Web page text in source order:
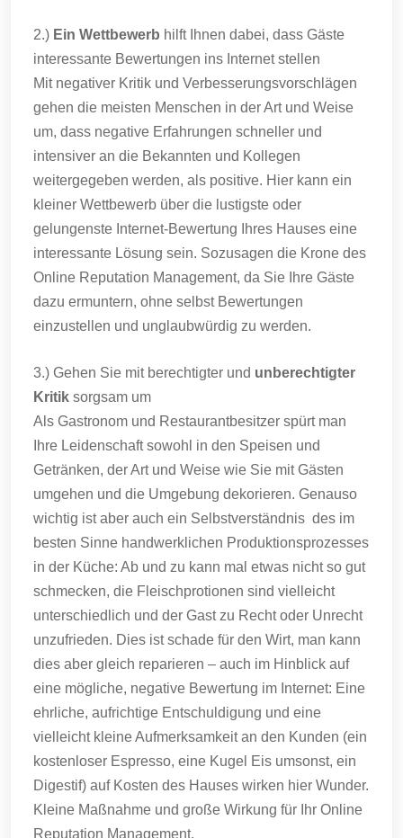
2.) Ein Wettbewerb hilft Ihnen dabei, dass Gäste
interessante Bewertungen ins Internet stellen
Mit negativer Kritik und Verbesserungsvorschlägen
gehen die meisten Menschen in der Art und Weise
um, dass negative Erfahrungen schneller und
intensiver an die Bekannten und Kollegen
weitergegeben werden, als positive. Hier kann ein
kleiner Wettbewerb über die lustigste oder
gelungenste Internet-Bewertung Ihres Hauses eine
interessante Lösung sein. Sozusagen die Krone des
Online Reputation Management, da Sie Ihre Gäste
dazu ermuntern, ohne selbst Bewertungen
einzustellen und unglaubwürdig zu werden.
3.) Gehen Sie mit berechtigter und unberechtigter
Kritik sorgsam um
Als Gastronom und Restaurantbesitzer spürt man
Ihre Leidenschaft sowohl in den Speisen und
Getränken, der Art und Weise wie Sie mit Gästen
umgehen und die Umgebung dekorieren. Genauso
wichtig ist aber auch ein Selbstverständnis des im
besten Sinne handwerklichen Produktionsprozesses
in der Küche: Ab und zu kann mal etwas nicht so gut
schmecken, die Fleischprotionen sind vielleicht
unterschiedlich und der Gast zu Recht oder Unrecht
unzufrieden. Dies ist schade für den Wirt, man kann
dies aber gleich reparieren – auch im Hinblick auf
eine mögliche, negative Bewertung im Internet: Eine
ehrliche, aufrichtige Entschuldigung und eine
vielleicht kleine Aufmerksamkeit an den Kunden (ein
kostenloser Espresso, eine Kugel Eis umsonst, ein
Digestif) auf Kosten des Hauses wirken hier Wunder.
Kleine Maßnahme und große Wirkung für Ihr Online
Reputation Management.